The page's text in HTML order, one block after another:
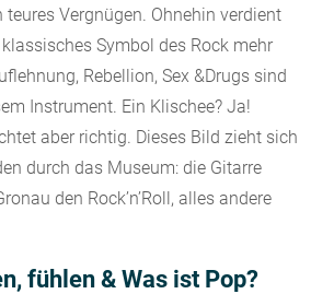
teures Vergnügen. Ohnehin verdient
Symbol des Rock mehr
Rebellion, Sex &Drugs sind
Instrument. Ein Klischee? Ja!
aber richtig. Dieses Bild zieht sich
durch das Museum: die Gitarre
den Rock’n’Roll, alles andere
fühlen & Was ist Pop?